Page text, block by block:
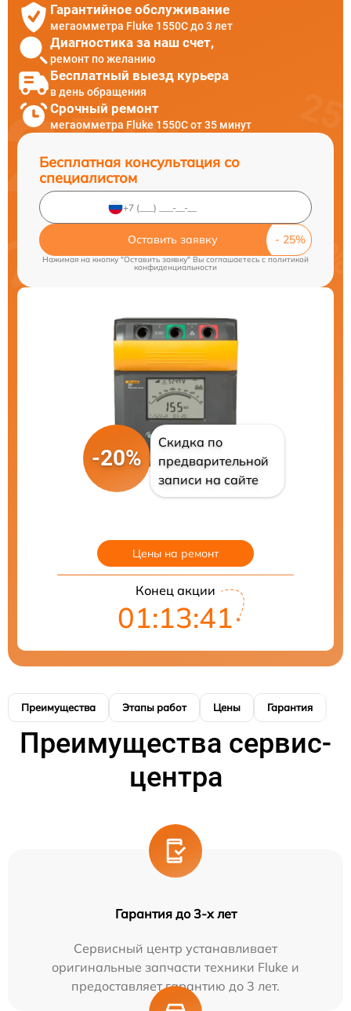
Гарантийное обслуживание
мегаомметра Fluke 1550C до 3 лет
Диагностика за наш счет,
ремонт по желанию
Бесплатный выезд курьера
в день обращения
Срочный ремонт
мегаомметра Fluke 1550C от 35 минут
Бесплатная консультация со
специалистом
Оставить заявку
Нажимая на кнопку "Оставить заявку" Вы соглашаетесь cполитикой
конфиденциальности
-20%
Скидка по
предварительной
записи на сайте
Цены на ремонт
Конец акции
01:13:40
Преимущества Этапы работ Цены Гарантия
Преимущества сервис-
центра
Гарантия до 3-х лет
Сервисный центр устанавливает
оригинальные запчасти техники Fluke и
предоставляет гарантию до 3 лет.